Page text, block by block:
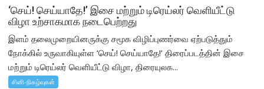
‘செய்! செய்யாதே!’ இசை மற்றும் டிரெய்லர் வெளியீட்டு
விழா உற்சாகமாக நடைபெற்றது
இளம் தலைமுறையினருக்கு சமூக விழிப்புணர்வை ஏற்படுத்தும்
நோக்கில் உருவாகியுள்ள ‘செய்! செய்யாதே!’ திரைப்படத்தின் இசை
மற்றும் டிரெய்லர் வெளியீட்டு விழா, திரையுலக...
சினி-நிகழ்வுகள்